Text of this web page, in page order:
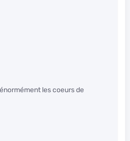
les coeurs de